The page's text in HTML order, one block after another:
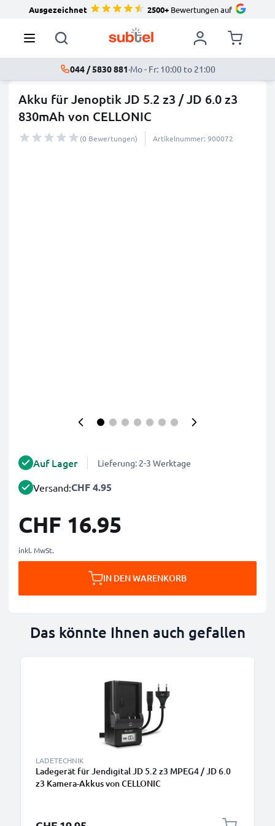
Ausgezeichnet 2500+Bewertungen auf
044 / 5830 881·Mo - Fr: 10:00 to 21:00
Akku für Jenoptik JD 5.2 z3 / JD 6.0 z3
830mAh von CELLONIC
(0 Bewertungen) Artikelnummer: 900072
Auf Lager Lieferung: 2-3 Werktage
Versand:CHF 4.95
CHF 16.95
inkl. MwSt.
IN DEN WARENKORB
Das könnte Ihnen auch gefallen
LADETECHNIK
Ladegerät für Jendigital JD 5.2 z3 MPEG4 / JD 6.0
z3 Kamera-Akkus von CELLONIC